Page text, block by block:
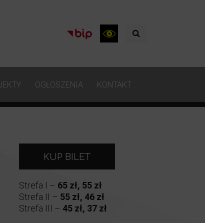
OGŁOSZENIA KONTAKT
KUP BILET
Strefa I – 65 zł, 55 zł
Strefa II – 55 zł, 46 zł
Strefa III – 45 zł, 37 zł